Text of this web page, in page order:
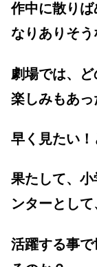
作中に散り
なりありそう
劇場では、
楽しみもあっ
早く見たい！
果たして、
ンターとして
活躍する事